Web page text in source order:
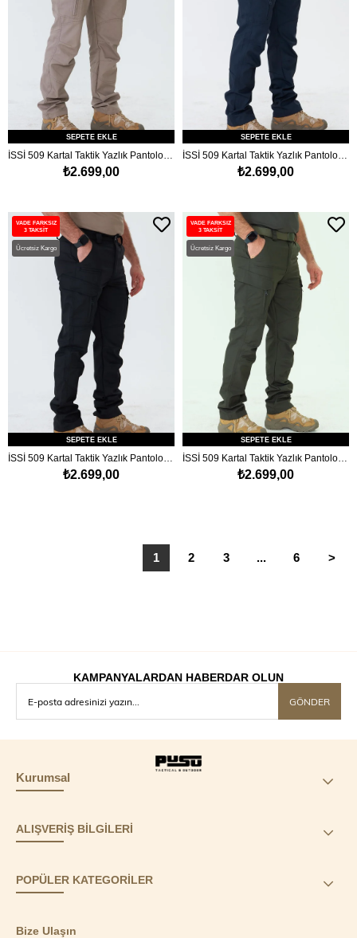
SEPETE EKLE
₺2.699,00
SEPETE EKLE
₺2.699,00
SEPETE EKLE
İSSİ 509 Kartal Taktik Yazlık Pantolon Siyah
₺2.699,00
VADE FARKSIZ
3 TAKSİT
Ücretsiz Kargo
SEPETE EKLE
İSSİ 509 Kartal Taktik Yazlık Pantolon Haki
₺2.699,00
VADE FARKSIZ
3 TAKSİT
Ücretsiz Kargo
1 2 3 ... 6 >
KAMPANYALARDAN HABERDAR OLUN
GÖNDER
Kurumsal
ALIŞVERİŞ BİLGİLERİ
POPÜLER KATEGORİLER
Bize Ulaşın